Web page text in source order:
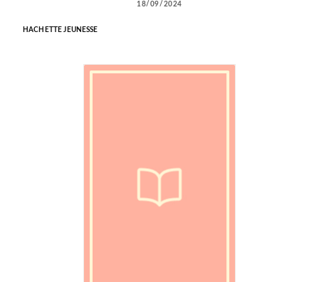
18/09/2024
HACHETTE JEUNESSE